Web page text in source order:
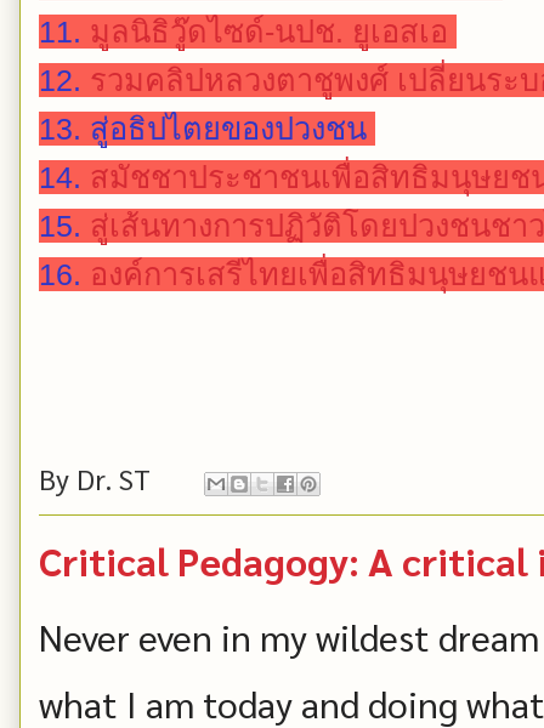
11. มูลนิธิวู๊ดไซด์-นปช. ยูเอสเอ
12. รวมคลิปหลวงตาชูพงศ์ เปลี่ยนระ
13. สู่อธิปไตยของปวงชน
14. สมัชชาประชาชนเพื่อสิทธิมนุษยช
15. สู่เส้นทางการปฏิวัติโดยปวงชนชา
16. องค์การเสรีไทยเพื่อสิทธิมนุษยชน
By Dr. ST
Critical Pedagogy: A
Never even in my wildest
what I am today and doing